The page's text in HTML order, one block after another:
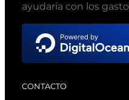
ayudaría con los
CONTACTO